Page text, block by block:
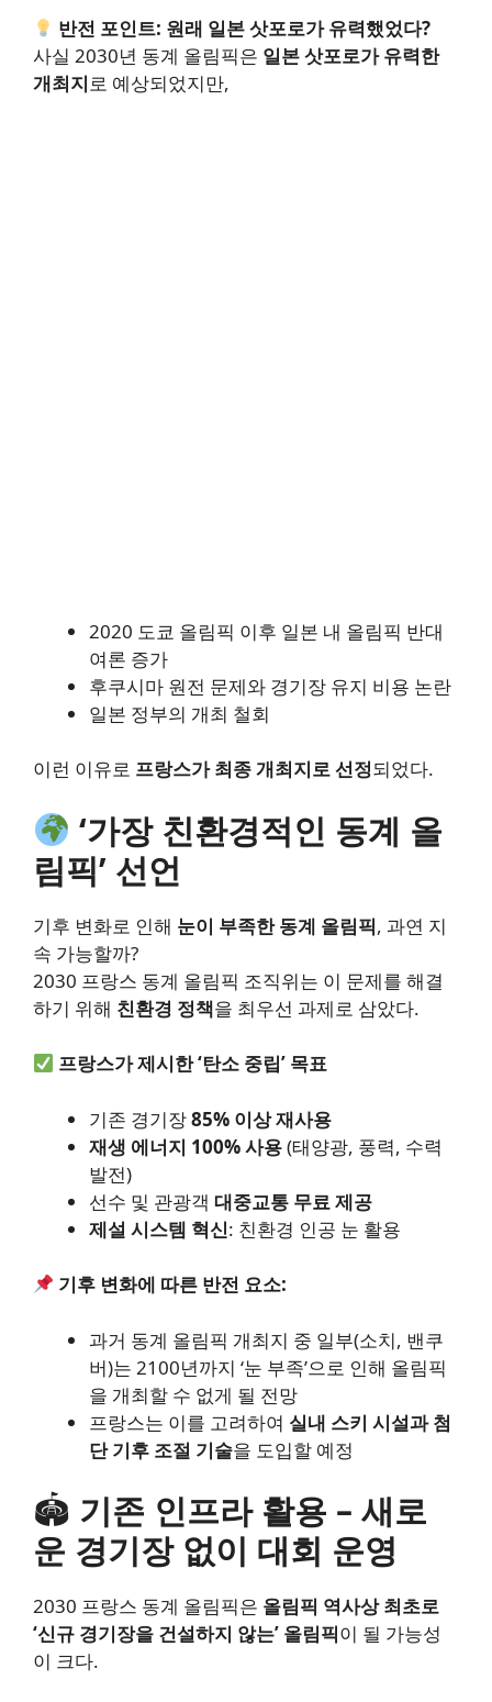
반전 포인트: 원래 일본 삿포로가 유력했었다?
사실 2030년 동계 올림픽은 일본 삿포로가 유력한
개최지로 예상되었지만,
2020 도쿄 올림픽 이후 일본 내 올림픽 반대
여론 증가
후쿠시마 원전 문제와 경기장 유지 비용 논란
일본 정부의 개최 철회
이런 이유로 프랑스가 최종 개최지로 선정되었다.
‘가장 친환경적인 동계 올
림픽’ 선언
기후 변화로 인해 눈이 부족한 동계 올림픽, 과연 지
속 가능할까?
2030 프랑스 동계 올림픽 조직위는 이 문제를 해결
하기 위해 친환경 정책을 최우선 과제로 삼았다.
프랑스가 제시한 ‘탄소 중립’ 목표
기존 경기장85% 이상 재사용
재생 에너지 100% 사용(태양광, 풍력, 수력
발전)
선수 및 관광객 대중교통 무료 제공
제설 시스템 혁신: 친환경 인공 눈 활용
기후 변화에 따른 반전 요소:
과거 동계 올림픽 개최지 중 일부(소치, 밴쿠
버)는 2100년까지 ‘눈 부족’으로 인해 올림픽
을 개최할 수 없게 될 전망
프랑스는 이를 고려하여 실내 스키 시설과 첨
단 기후 조절 기술을 도입할 예정
🏟 기존 인프라 활용 – 새로
운 경기장 없이 대회 운영
2030 프랑스 동계 올림픽은 올림픽 역사상 최초로
‘신규 경기장을 건설하지 않는’ 올림픽이 될 가능성
이 크다.